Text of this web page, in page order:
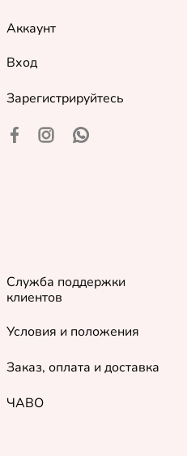
Аккаунт
Вход
Зарегистрируйтесь
Служба поддержки
клиентов
Условия и положения
Заказ, оплата и доставка
ЧАВО